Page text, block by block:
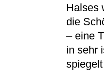
Halses
die
– eine
in sehr